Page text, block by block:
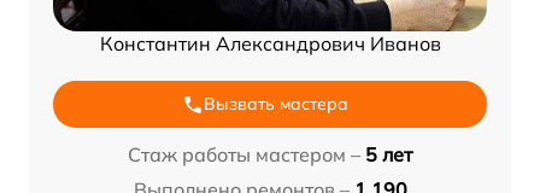
Константин Александрович Иванов
Вызвать мастера
Стаж работы мастером – 5 лет